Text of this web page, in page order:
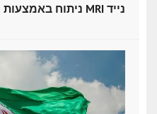
ניתוח באמצעות מכשיר MRI נייד